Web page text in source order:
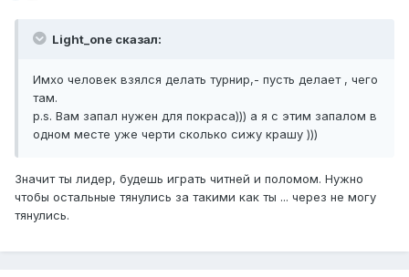
Light_one сказал:
Имхо человек взялся делать турнир,- пусть делает , чего
там.
p.s. Вам запал нужен для покраса))) а я с этим запалом в
одном месте уже черти сколько сижу крашу )))
Значит ты лидер, будешь играть читней и поломом. Нужно
чтобы остальные тянулись за такими как ты ... через не могу
тянулись.